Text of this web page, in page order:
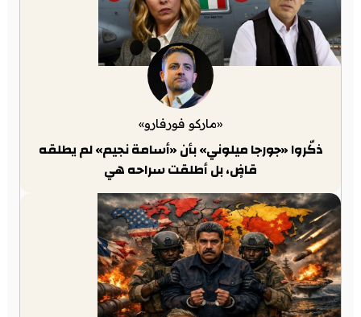
«ماركو فورفارو»
ذكّروا «جورجا ميلوني» بأن «أسامة نجيم» لم يطلقه
قاضٍ، بل أطلقت سراحه هي